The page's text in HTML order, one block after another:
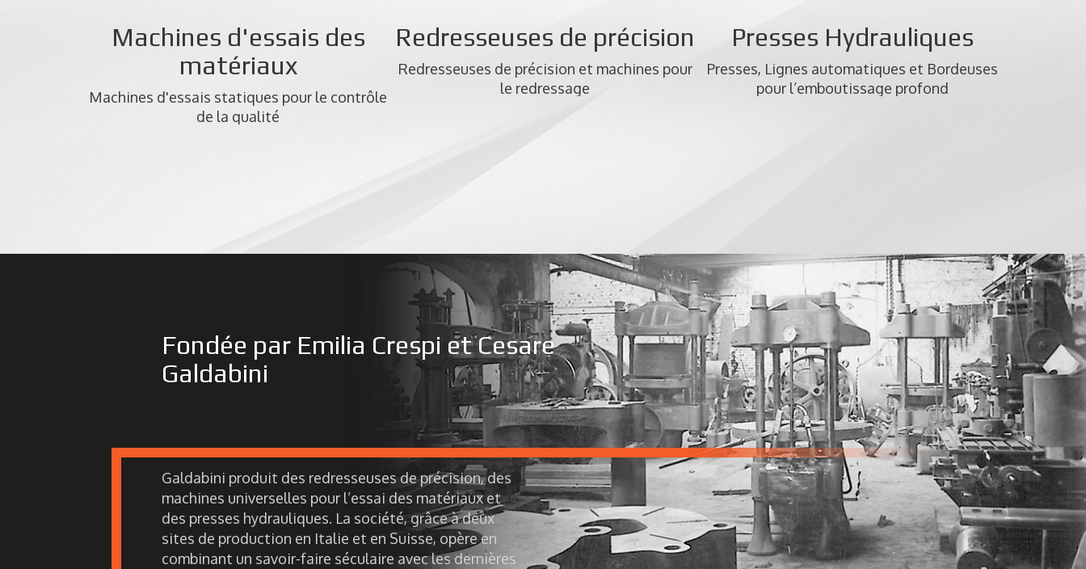
Machines d'essais des
matériaux
Machines d'essais statiques pour le contrôle
de la qualité
Redresseuses de précision
Redresseuses de précision et machines pour
le redressage
Presses Hydrauliques
Presses, Lignes automatiques et Bordeuses
pour l’emboutissage profond
Fondée par Emilia Crespi et Cesare
Galdabini
Galdabini produit des redresseuses de précision, des
machines universelles pour l’essai des matériaux et
des presses hydrauliques. La société, grâce à deux
sites de production en Italie et en Suisse, opère en
combinant un savoir-faire séculaire avec les dernières